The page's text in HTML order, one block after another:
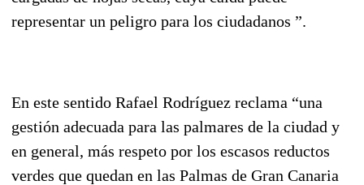
representar un peligro para los ciudadanos ”.
En este sentido Rafael Rodríguez reclama “una
gestión adecuada para las palmares de la ciudad y
en general, más respeto por los escasos reductos
verdes que quedan en las Palmas de Gran Canaria